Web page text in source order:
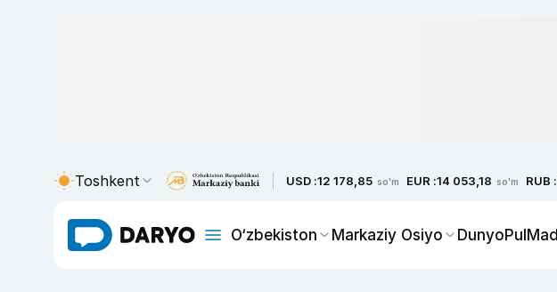
Toshkent USD :12 178,85 so'm EUR :14 053,18 so'm RUB :
O‘zbekiston Markaziy Osiyo DunyoPul